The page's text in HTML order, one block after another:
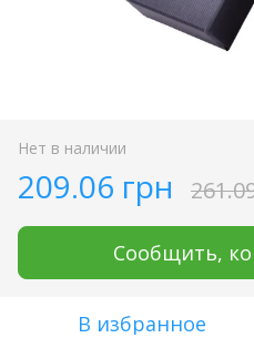
Нет в наличии
209.06 грн
Сообщить,
В избранное